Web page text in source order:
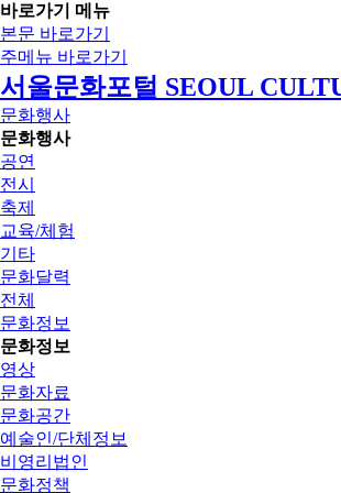
바로가기 메뉴
본문 바로가기
주메뉴 바로가기
서울문화포털 SEOUL
문화행사
문화행사
공연
전시
축제
교육/체험
기타
문화달력
전체
문화정보
문화정보
영상
문화자료
문화공간
예술인/단체정보
비영리법인
문화정책